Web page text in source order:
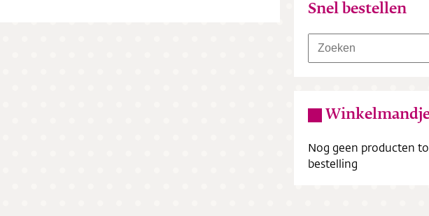
Snel bestellen
Nog geen producten
bestelling